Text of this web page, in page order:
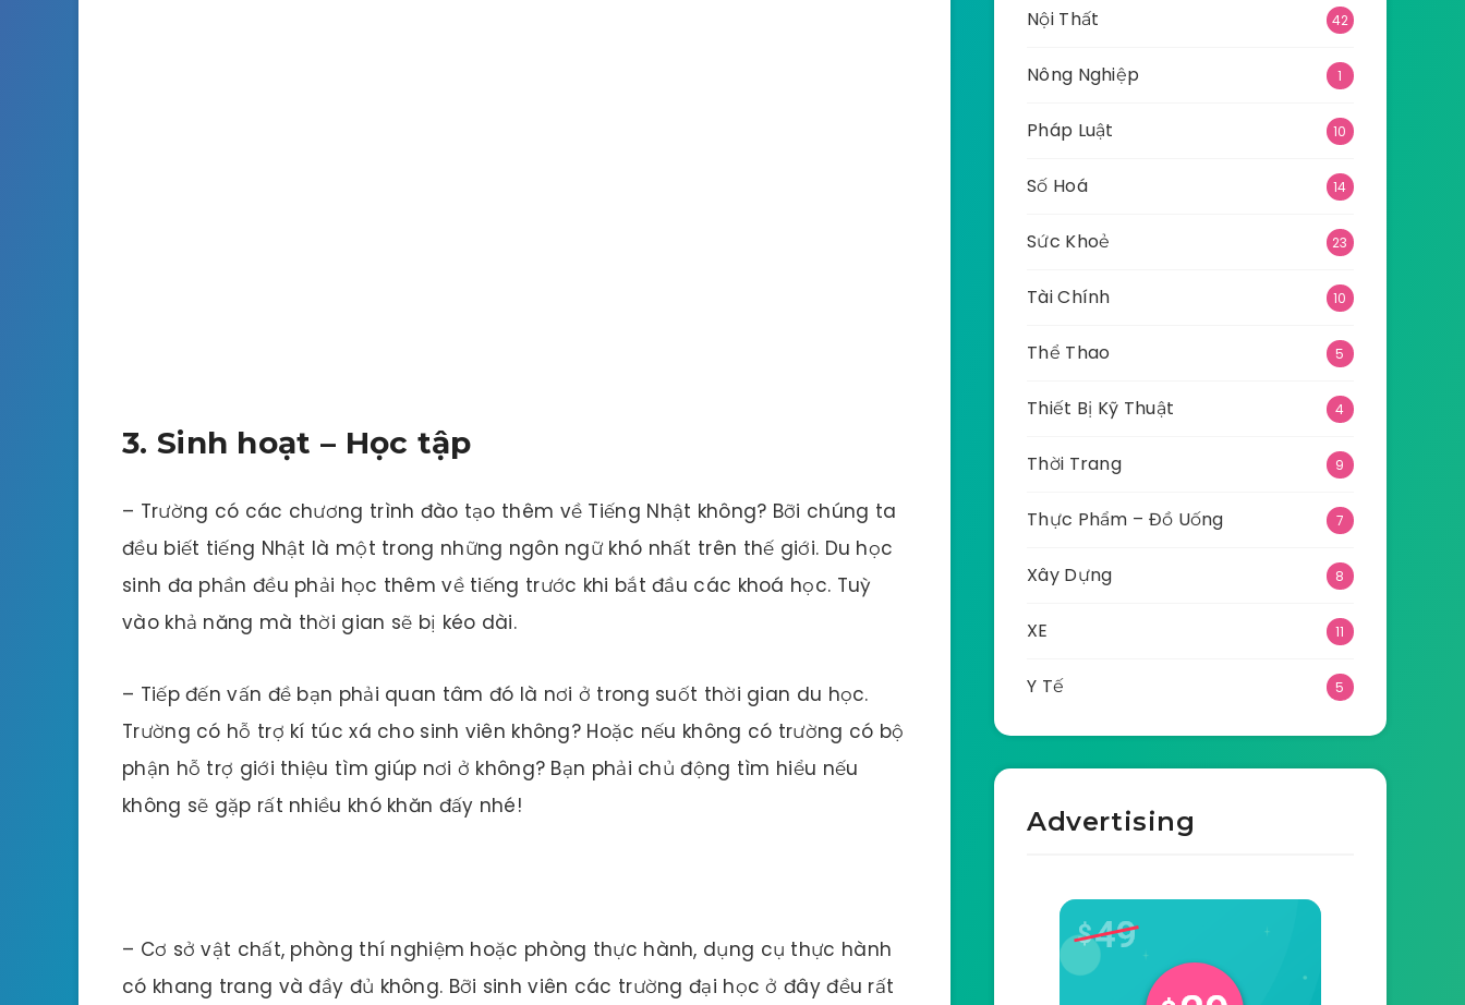
3. Sinh hoạt – Học tập
– Trường có các chương trình đào tạo thêm về Tiếng Nhật không? Bỡi chúng ta
đều biết tiếng Nhật là một trong những ngôn ngữ khó nhất trên thế giới. Du học
sinh đa phần đều phải học thêm về tiếng trước khi bắt đầu các khoá học. Tuỳ
vào khả năng mà thời gian sẽ bị kéo dài.
– Tiếp đến vấn đề bạn phải quan tâm đó là nơi ở trong suốt thời gian du học.
Trường có hỗ trợ kí túc xá cho sinh viên không? Hoặc nếu không có trường có bộ
phận hỗ trợ giới thiệu tìm giúp nơi ở không? Bạn phải chủ động tìm hiểu nếu
không sẽ gặp rất nhiều khó khăn đấy nhé!
– Cơ sở vật chất, phòng thí nghiệm hoặc phòng thực hành, dụng cụ thực hành
có khang trang và đầy đủ không. Bỡi sinh viên các trường đại học ở đây đều rất
Nội Thất 42
Nông Nghiệp 1
Pháp Luật 10
Số Hoá 14
Sức Khoẻ 23
Tài Chính 10
Thể Thao 5
Thiết Bị Kỹ Thuật 4
Thời Trang 9
Thực Phẩm – Đồ Uống 7
Xây Dựng 8
XE 11
Y Tế 5
Advertising